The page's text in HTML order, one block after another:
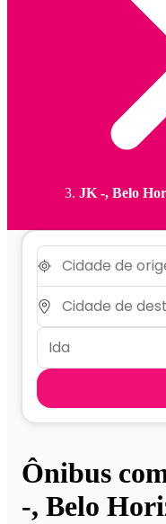
JK -, Belo
Ônibus
-, Belo